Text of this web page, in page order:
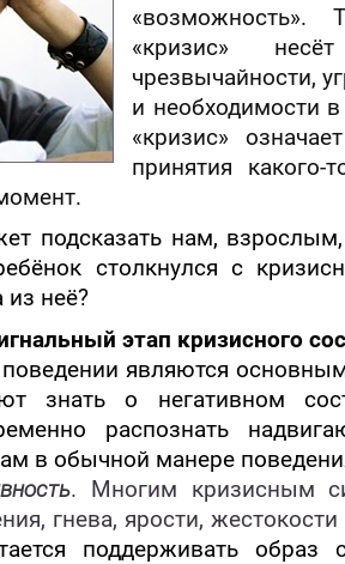
«возможность».
«кризис»
чрезвычайности,
и необходимости
«кризис»
принятия
подсказать нам,
столкнулся с
из неё?
этап кризисного
являются
знать о негативном
распознать
в обычной манере
. Многим кризисным
гнева, ярости,
поддерживать образ